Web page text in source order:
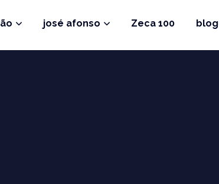
josé afonso Zeca 100